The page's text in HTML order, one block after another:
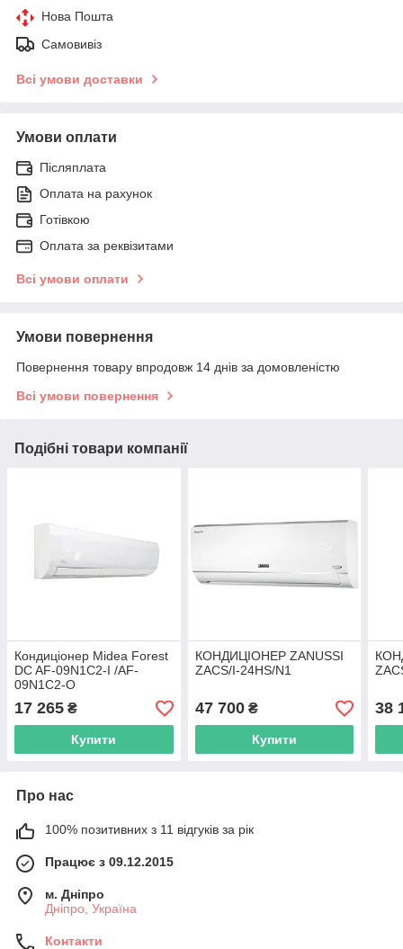
Нова Пошта
Самовивіз
Всі умови доставки
Умови оплати
Післяплата
Оплата на рахунок
Готівкою
Оплата за реквізитами
Всі умови оплати
Умови повернення
Повернення товару впродовж 14 днів за домовленістю
Всі умови повернення
Подібні товари компанії
Кондиціонер Midea Forest
DC AF-09N1C2-I /AF-
09N1C2-O
17 265 ₴
Купити
КОНДИЦІОНЕР ZANUSSI
ZACS/I-24HS/N1
47 700₴
Купити
38
Про нас
100% позитивних з 11 відгуків за рік
Працює з 09.12.2015
м. Дніпро
Дніпро, Україна
Контакти